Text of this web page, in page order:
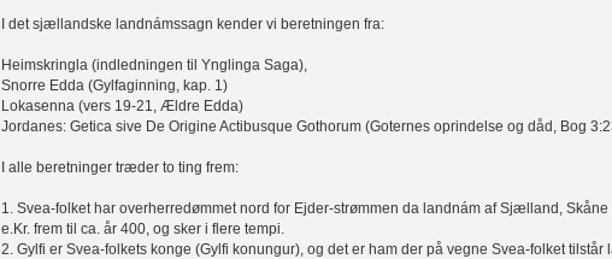
I det sjællandske landnámssagn kender vi beretningen fra:
Heimskringla (indledningen til Ynglinga Saga),
Snorre Edda (Gylfaginning, kap. 1)
Lokasenna (vers 19-21, Ældre Edda)
Jordanes: Getica sive De Origine Actibusque Gothorum (Goternes oprindelse og dåd, Bog
I alle beretninger træder to ting frem:
1. Svea-folket har overherredømmet nord for Ejder-strømmen da landnám af Sjælland,
e.Kr. frem til ca. år 400, og sker i flere tempi.
2. Gylfi er Svea-folkets konge (Gylfi konungur), og det er ham der på vegne Svea-folket